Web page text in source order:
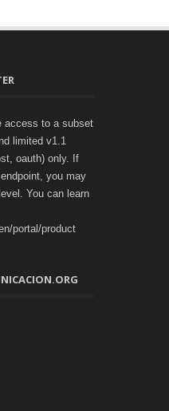
access to a subset
limited v1.1
oauth) only. If
you may
You can learn
portal/product